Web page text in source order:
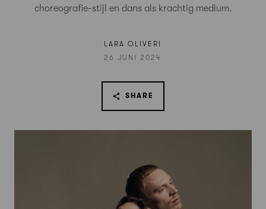
choreografie-stijl en dans als krachtig medium.
LARA OLIVERI
26 JUNI 2024
SHARE